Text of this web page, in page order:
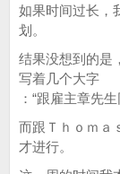
如果时间过长，
划。
结果没想到的是
写着几个大字
：“跟雇主章先
而跟Ｔｈｏｍａ
才进行。